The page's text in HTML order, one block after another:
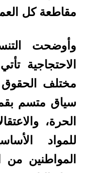
مقاطعة كل
وأوضحت
الاحتجاجية
مختلف الحقوق
سياق متسم
الحرة،
للمواد
المواطنين